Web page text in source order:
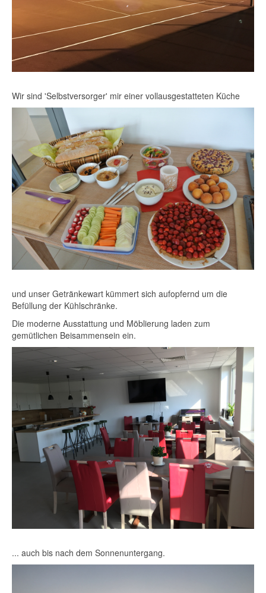
Wir sind 'Selbstversorger' mir einer vollausgestatteten Küche
und unser Getränkewart kümmert sich aufopfernd um die
Befüllung der Kühlschränke.
Die moderne Ausstattung und Möblierung laden zum
gemütlichen Beisammensein ein.
... auch bis nach dem Sonnenuntergang.